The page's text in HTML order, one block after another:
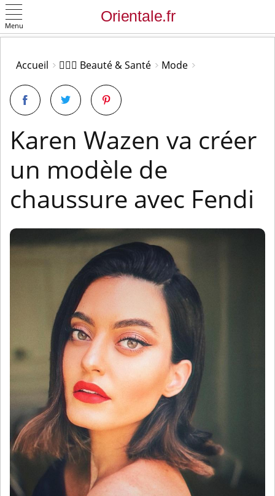
Menu
Accueil 👩🏻‍⚕️ Beauté & Santé Mode
Karen Wazen va créer
un modèle de
chaussure avec Fendi